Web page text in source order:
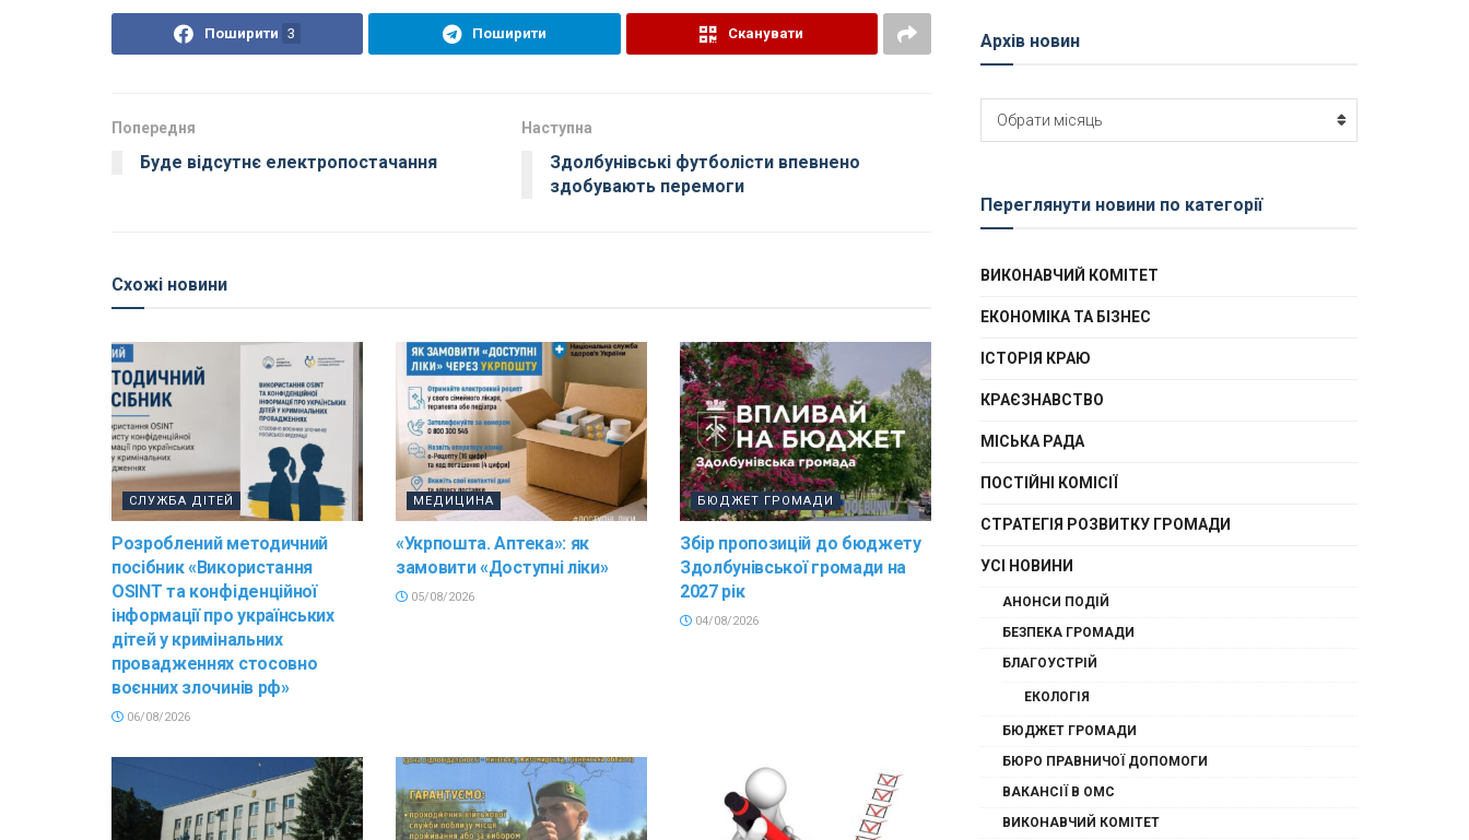
Поширити 3 Поширити Сканувати
Попередня
Буде відсутнє електропостачання
Наступна
Здолбунівські футболісти впевнено
здобувають перемоги
Схожі новини
СЛУЖБА ДІТЕЙ
Розроблений методичний
посібник «Використання
OSINT та конфіденційної
інформації про українських
дітей у кримінальних
провадженнях стосовно
воєнних злочинів рф»
06/08/2026
МЕДИЦИНА
«Укрпошта. Аптека»: як
замовити «Доступні ліки»
05/08/2026
БЮДЖЕТ ГРОМАДИ
Збір пропозицій до бюджету
Здолбунівської громади на
2027 рік
04/08/2026
Архів новин
Архів
новин
Обрати місяць
Переглянути новини по категорії
ВИКОНАВЧИЙ КОМІТЕТ
ЕКОНОМІКА ТА БІЗНЕС
ІСТОРІЯ КРАЮ
КРАЄЗНАВСТВО
МІСЬКА РАДА
ПОСТІЙНІ КОМІСІЇ
СТРАТЕГІЯ РОЗВИТКУ ГРОМАДИ
УСІ НОВИНИ
АНОНСИ ПОДІЙ
БЕЗПЕКА ГРОМАДИ
БЛАГОУСТРІЙ
ЕКОЛОГІЯ
БЮДЖЕТ ГРОМАДИ
БЮРО ПРАВНИЧОЇ ДОПОМОГИ
ВАКАНСІЇ В ОМС
ВИКОНАВЧИЙ КОМІТЕТ